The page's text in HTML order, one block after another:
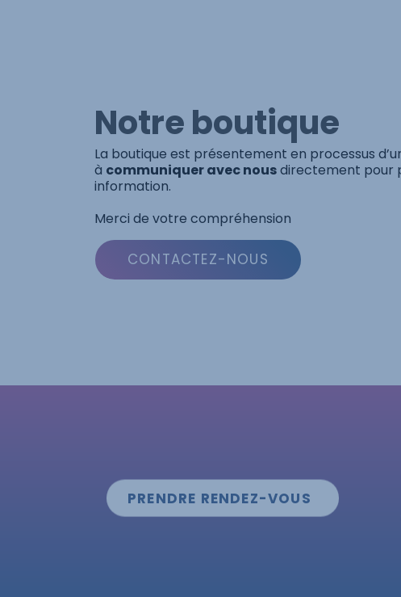
Notre boutique
La boutique est présentement en processus
à communiquer avec nousdirectement pour
information.
Merci de votre compréhension
CONTACTEZ-NOUS
PRENDRE RENDEZ-VOUS